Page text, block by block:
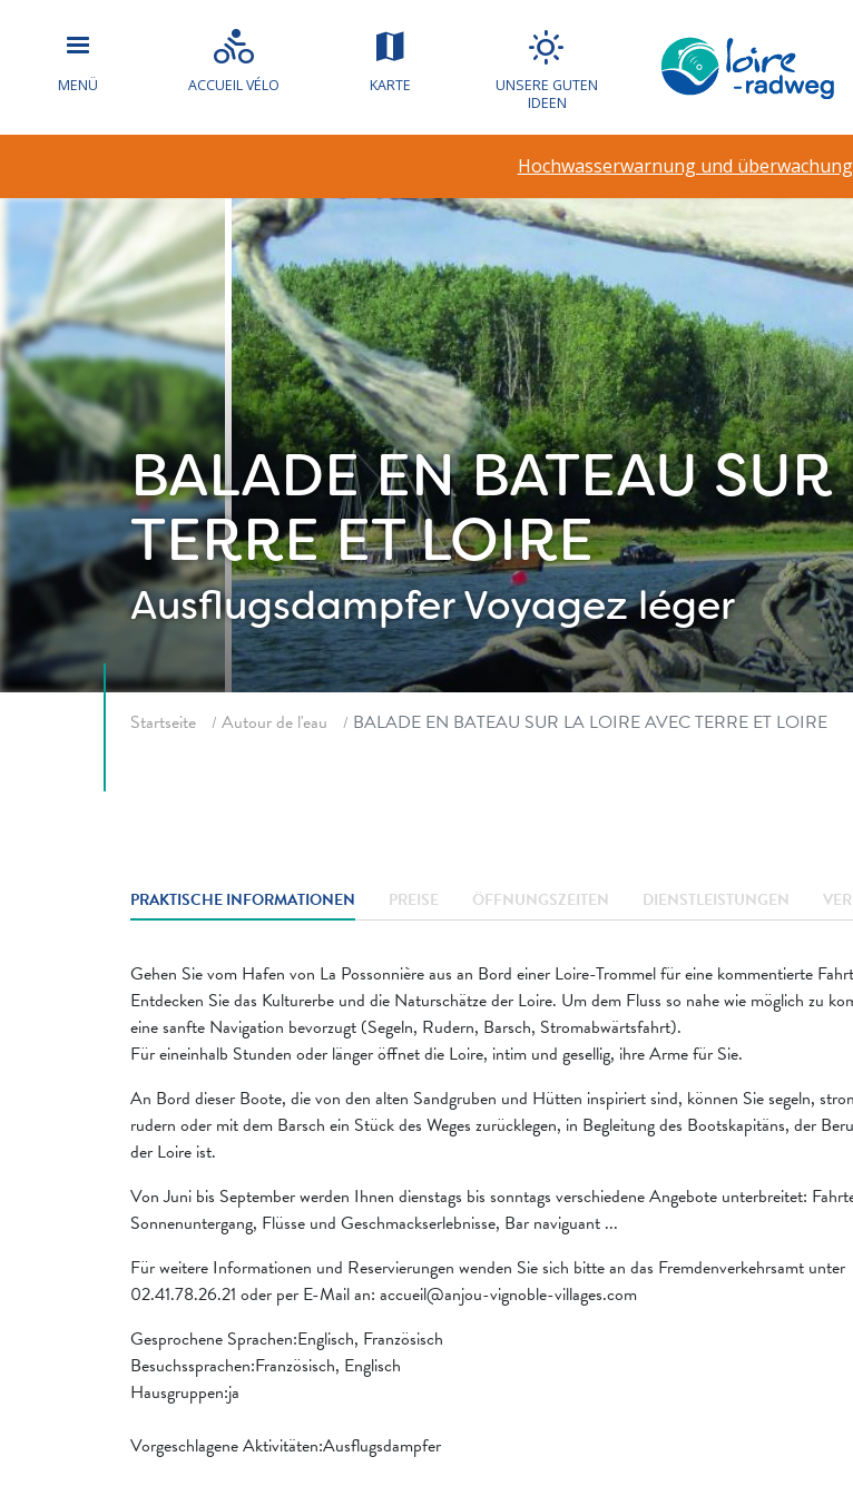
MENÜ ACCUEIL VÉLO KARTE
UNSERE GUTEN
IDEEN
Hochwasserwarnung und
BALADE EN BATEAU
TERRE ET LOIRE
AusflugsdampferVoyagez léger
Startseite Autour de l'eau BALADE EN BATEAU SUR LA LOIRE AVEC TERRE ET LOIRE
PRAKTISCHE INFORMATIONEN PREISE ÖFFNUNGSZEITEN DIENSTLEISTUNGEN
Gehen Sie vom Hafen von La Possonnière aus an Bord einer Loire-Trommel für eine kommentierte
Entdecken Sie das Kulturerbe und die Naturschätze der Loire. Um dem Fluss so nahe wie möglich zu
eine sanfte Navigation bevorzugt (Segeln, Rudern, Barsch, Stromabwärtsfahrt).
Für eineinhalb Stunden oder länger öffnet die Loire, intim und gesellig, ihre Arme für Sie.
An Bord dieser Boote, die von den alten Sandgruben und Hütten inspiriert sind, können Sie segeln,
rudern oder mit dem Barsch ein Stück des Weges zurücklegen, in Begleitung des Bootskapitäns, der
der Loire ist.
Von Juni bis September werden Ihnen dienstags bis sonntags verschiedene Angebote unterbreitet:
Sonnenuntergang, Flüsse und Geschmackserlebnisse, Bar naviguant ...
Für weitere Informationen und Reservierungen wenden Sie sich bitte an das Fremdenverkehrsamt unter
02.41.78.26.21 oder per E-Mail an: accueil@anjou-vignoble-villages.com
Gesprochene Sprachen:Englisch, Französisch
Besuchssprachen:Französisch, Englisch
Hausgruppen:ja
Vorgeschlagene Aktivitäten:Ausflugsdampfer